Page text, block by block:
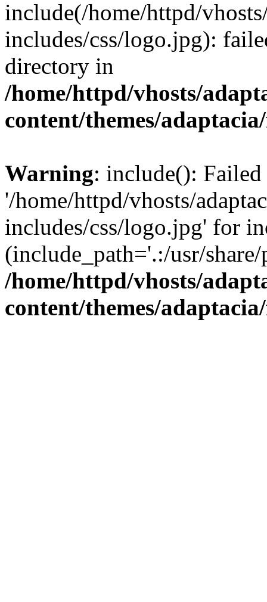
include(/home/httpd/
includes/css/logo.jpg):
directory in
/home/httpd/vhosts/
content/themes/
Warning: include():
'/home/httpd/vhosts/
includes/css/logo.jpg' for
(include_path='.:/usr/
/home/httpd/vhosts/
content/themes/